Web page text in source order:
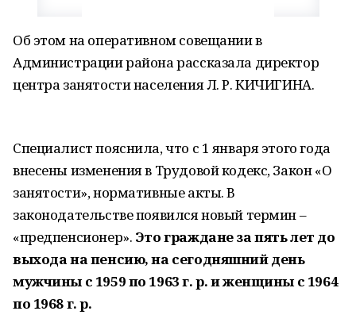
Об этом на оперативном совещании в
Администрации района рассказала директор
центра занятости населения Л. Р. КИЧИГИНА.
Специалист пояснила, что с 1 января этого года
внесены изменения в Трудовой кодекс, Закон «О
занятости», нормативные акты. В
законодательстве появился новый термин –
«предпенсионер». Это граждане за пять лет до
выхода на пенсию, на сегодняшний день
мужчины с 1959 по 1963 г. р. и женщины с 1964
по 1968 г. р.